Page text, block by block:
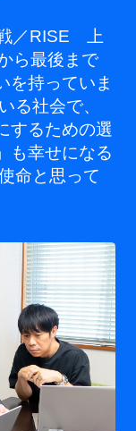
／RISE 上
ら最後まで
を持っていま
る社会で、
するための選
も幸せになる
命と思って